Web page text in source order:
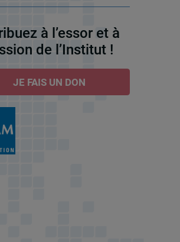
à l’essor et à
de l’Institut !
JE FAIS UN DON